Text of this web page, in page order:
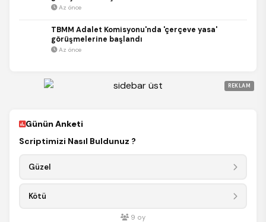
Az önce
TBMM Adalet Komisyonu'nda 'çerçeve yasa'
görüşmelerine başlandı
Az önce
REKLAM
Günün Anketi
Scriptimizi Nasıl Buldunuz ?
Güzel
Kötü
9 oy